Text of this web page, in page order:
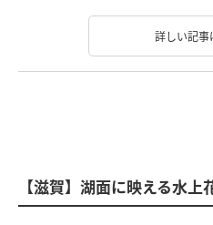
詳しい記事
【滋賀】湖面に映える水